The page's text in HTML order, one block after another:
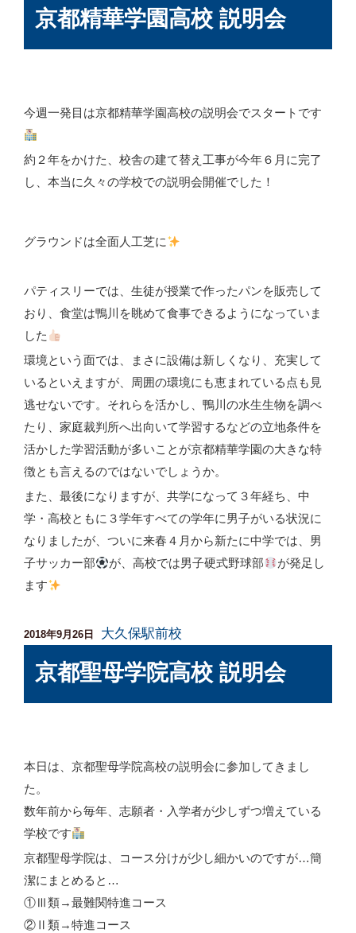
日:京都精華学園高校 説明会
今週一発目は京都精華学園高校の説明会でスタートです
約２年をかけた、校舎の建て替え工事が今年６月に完了
し、本当に久々の学校での説明会開催でした！
グラウンドは全面人工芝に
パティスリーでは、生徒が授業で作ったパンを販売して
おり、食堂は鴨川を眺めて食事できるようになっていま
した
環境という面では、まさに設備は新しくなり、充実して
いるといえますが、周囲の環境にも恵まれている点も見
逃せないです。それらを活かし、鴨川の水生生物を調べ
たり、家庭裁判所へ出向いて学習するなどの立地条件を
活かした学習活動が多いことが京都精華学園の大きな特
徴とも言えるのではないでしょうか。
また、最後になりますが、共学になって３年経ち、中
学・高校ともに３学年すべての学年に男子がいる状況に
なりましたが、ついに来春４月から新たに中学では、男
子サッカー部
が、高校では男子硬式野球部
が発足し
ます
投
日:
2018年9月26日 大久保駅前校
京都聖母学院高校 説明会
本日は、京都聖母学院高校の説明会に参加してきまし
た。
数年前から毎年、志願者・入学者が少しずつ増えている
学校です
京都聖母学院は、コース分けが少し細かいのですが…簡
潔にまとめると…
①Ⅲ類→最難関特進コース
②Ⅱ類→特進コース